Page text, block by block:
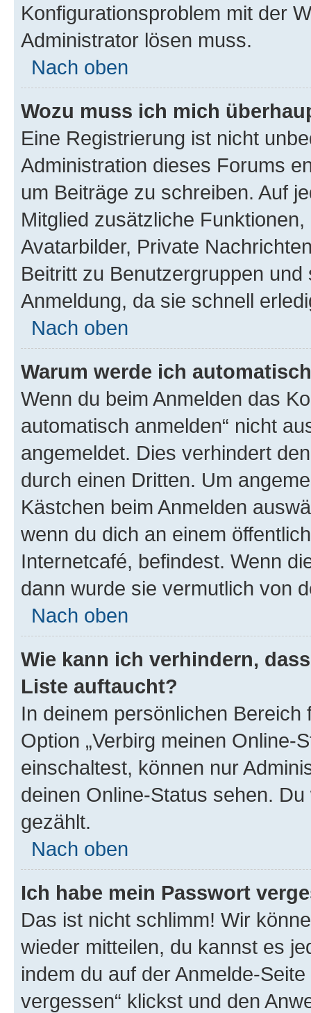
Konfigurationsproblem mit der
Administrator lösen muss.
Nach oben
Wozu muss ich mich
Eine Registrierung ist nicht
Administration dieses Forums
um Beiträge zu schreiben. Auf
Mitglied zusätzliche
Avatarbilder, Private
Beitritt zu Benutzergruppen
Anmeldung, da sie schnell
Nach oben
Warum werde ich
Wenn du beim Anmelden das
automatisch anmelden“ nicht
angemeldet. Dies verhindert
durch einen Dritten. Um
Kästchen beim Anmelden
wenn du dich an einem
Internetcafé, befindest. Wenn
dann wurde sie vermutlich von
Nach oben
Wie kann ich verhindern,
Liste auftaucht?
In deinem persönlichen
Option „Verbirg meinen Online-
einschaltest, können nur
deinen Online-Status sehen.
gezählt.
Nach oben
Ich habe mein Passwort
Das ist nicht schlimm! Wir
wieder mitteilen, du kannst es
indem du auf der Anmelde-
vergessen“ klickst und den